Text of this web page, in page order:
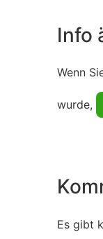
Info
Wenn
wurde,
Es gibt